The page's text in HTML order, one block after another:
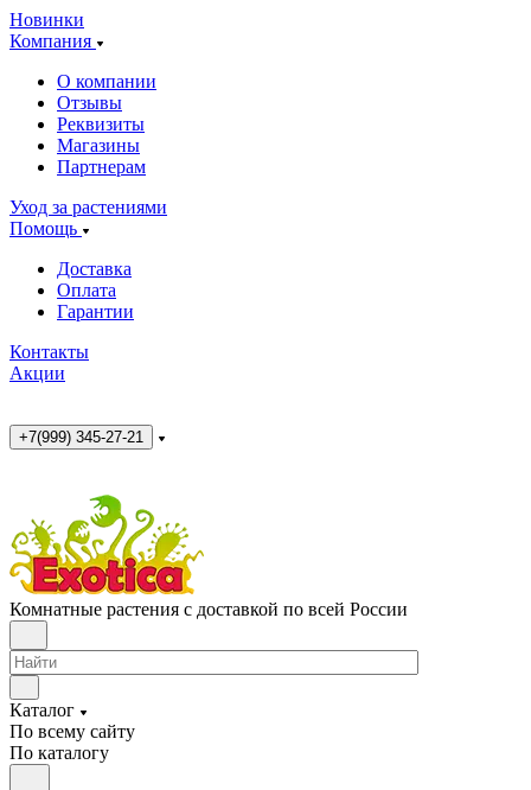
Новинки
Компания
О компании
Отзывы
Реквизиты
Магазины
Партнерам
Уход за растениями
Помощь
Доставка
Оплата
Гарантии
Контакты
Акции
+7(999) 345-27-21
Комнатные растения с доставкой по всей России
Каталог
По всему сайту
По каталогу